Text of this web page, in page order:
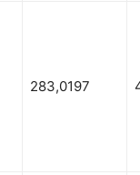
283,0197